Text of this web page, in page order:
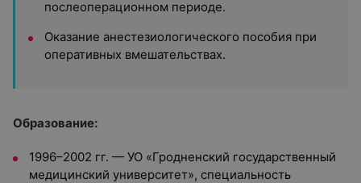
послеоперационном периоде.
Оказание анестезиологического пособия при
оперативных вмешательствах.
Образование:
1996–2002 гг. — УО «Гродненский государственный
медицинский университет», специальность